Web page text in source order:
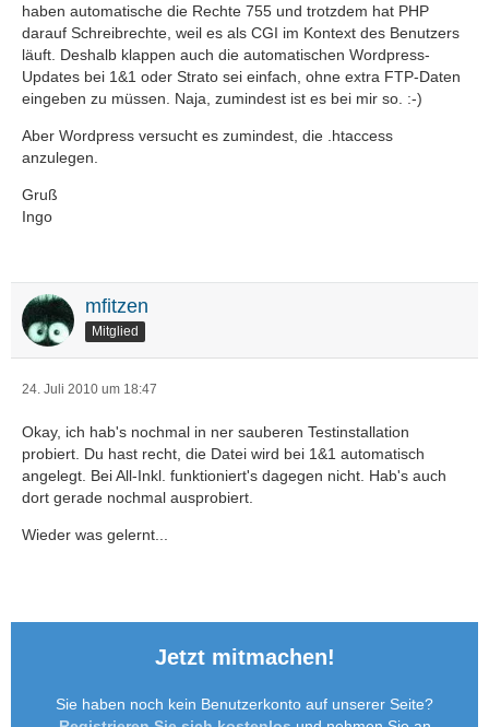
haben automatische die Rechte 755 und trotzdem hat PHP
darauf Schreibrechte, weil es als CGI im Kontext des Benutzers
läuft. Deshalb klappen auch die automatischen Wordpress-
Updates bei 1&1 oder Strato sei einfach, ohne extra FTP-Daten
eingeben zu müssen. Naja, zumindest ist es bei mir so. :-)
Aber Wordpress versucht es zumindest, die .htaccess
anzulegen.
Gruß
Ingo
mfitzen
Mitglied
24. Juli 2010 um 18:47
Okay, ich hab's nochmal in ner sauberen Testinstallation
probiert. Du hast recht, die Datei wird bei 1&1 automatisch
angelegt. Bei All-Inkl. funktioniert's dagegen nicht. Hab's auch
dort gerade nochmal ausprobiert.
Wieder was gelernt...
Jetzt mitmachen!
Sie haben noch kein Benutzerkonto auf unserer Seite?